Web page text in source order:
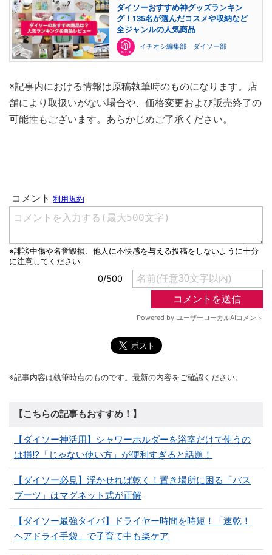
ダイソーおすすめ神グッズランキン
グ！135名が選んだコスメや収納など
全ジャンルの人気商品
イチオシ編集部 ダイソー部
※記事内における情報は原稿執筆時のものになります。店
舗により取扱いがない場合や、価格変更および販売終了の
可能性もございます。あらかじめご了承ください。
※記事内容は執筆時点のものです。最新の内容をご確認ください。
【こちらの記事もおすすめ！】
【ダイソー神活用】シャワーホルダーを浴室だけで使うの
は損!?「じゃない使い方」が便利すぎると話題！
【ダイソー必見】浮かせれば乾く！置き場所に困る「バス
ブーツ」はマグネット式が正解
【ダイソー最強タイパ】ドライヤー時間を時短！「速乾！
ヘアドライ手袋」で子育て中も楽ケア